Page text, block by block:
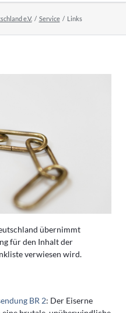
e.V. Service Links
übernimmt
für den Inhalt der
verwiesen wird.
BR 2: Der Eiserne